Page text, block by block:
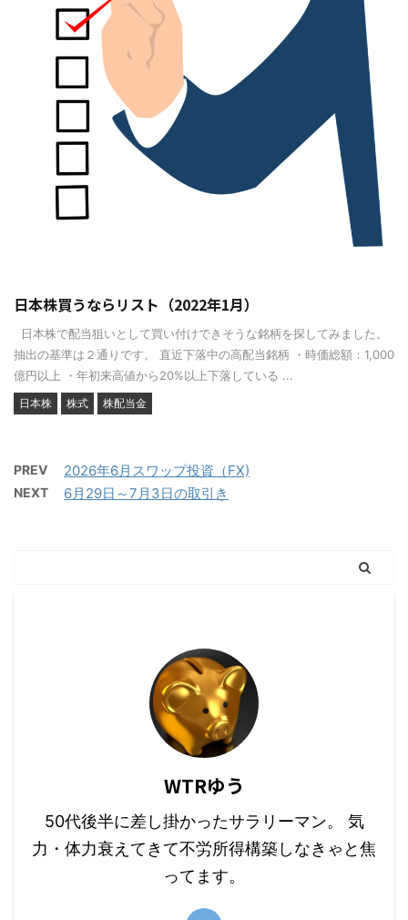
日本株買うならリスト（2022年1月）
日本株で配当狙いとして買い付けできそうな銘柄を探してみました。
抽出の基準は２通りです。 直近下落中の高配当銘柄 ・時価総額：1,000
億円以上 ・年初来高値から20%以上下落している ...
日本株 株式 株配当金
PREV 2026年6月スワップ投資（FX)
NEXT 6月29日～7月3日の取引き
WTRゆう
50代後半に差し掛かったサラリーマン。 気
力・体力衰えてきて不労所得構築しなきゃと焦
ってます。